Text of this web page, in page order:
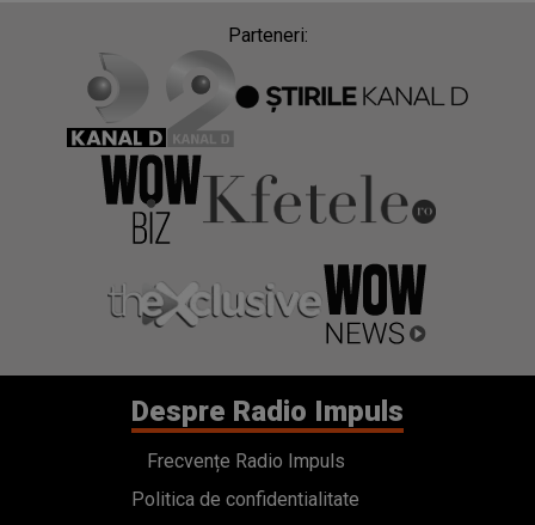
Parteneri:
Despre Radio Impuls
Frecvențe Radio Impuls
Politica de confidentialitate